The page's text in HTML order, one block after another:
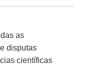
as
disputas
científicas